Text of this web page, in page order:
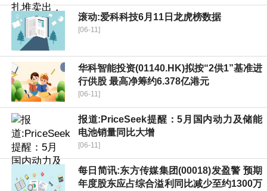
滚动:爱科科技6月11日龙虎榜数据
[06-11]
华科智能投资(01140.HK)拟按“2供1”基准进
行供股 最高净筹约6.378亿港元
[06-11]
报道:PriceSeek提醒：5月国内动力及储能
电池销量同比大增
[06-11]
每日简讯:东方传媒集团(00018)发盈警 预期
年度股东应占综合溢利同比减少至约1300万